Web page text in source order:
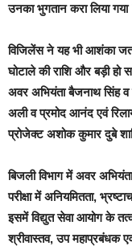
उनका भुगतान करा लिया
विजिलेंस ने यह भी आशंका
घोटाले की राशि और बड़ी
अवर अभियंता बैजनाथ सिंह
अली व प्रमोद आनंद एवं
प्रोजेक्ट अशोक कुमार दुबे
बिजली विभाग में अवर
परीक्षा में अनियमितता,
इसमें विद्युत सेवा आयोग के
श्रीवास्तव, उप महाप्रबंधक